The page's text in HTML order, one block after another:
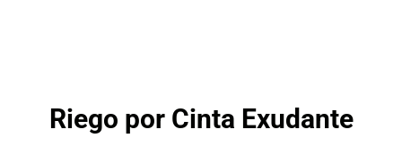
Riego por Cinta Exudante